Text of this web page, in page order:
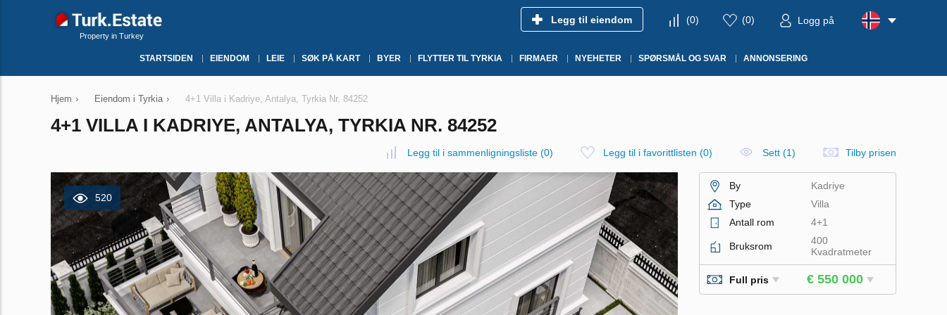
Property in Turkey
Legg til eiendom (0) (0) Logg på
STARTSIDEN EIENDOM LEIE SØK PÅ KART BYER FLYTTER TIL TYRKIA FIRMAER NYEHETER SPØRSMÅL OG SVAR ANNONSERING
Hjem › Eiendom i Tyrkia › 4+1 Villa i Kadriye, Antalya, Tyrkia Nr. 84252
4+1 VILLA I KADRIYE, ANTALYA, TYRKIA NR. 84252
Legg til i sammenligningsliste (0) Legg til i favorittlisten (0) Sett (1) Tilby prisen
520
By
Kadriye
Type
Villa
Antall rom
4+1
Bruksrom
400
Kvadratmeter
Full pris € 550 000